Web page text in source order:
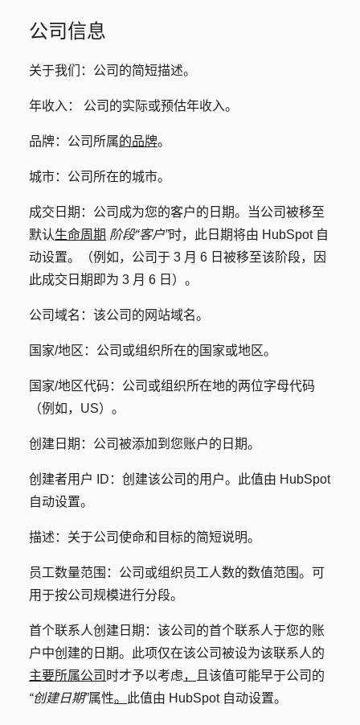
公司信息
关于我们： 公司的简短描述。
年收入： 公司的实际或预估年收入。
品牌：公司所属的品牌。
城市： 公司所在的城市。
成交日期： 公司成为您的客户的日期。当公司被移至
默认生命周期 阶段“客户”时，此日期将由 HubSpot 自
动设置。（例如，公司于 3 月 6 日被移至该阶段，因
此成交日期即为 3 月 6 日）。
公司域名： 该公司的网站域名。
国家/地区 ：公司或组织所在的国家或地区。
国家/地区代码 ：公司或组织所在地的两位字母代码
（例如，US）。
创建日期： 公司被添加到您账户的日期。
创建者用户 ID ： 创建该公司的用户。此值由 HubSpot
自动设置。
描述： 关于公司使命和目标的简短说明。
员工数量范围 ：公司或组织员工人数的数值范围。可
用于按公司规模进行分段。
首个联系人创建日期： 该公司的首个联系人于您的账
户中创建的日期。此项仅在该公司被设为该联系人的
主要所属公司 时才予以考虑，
且该值可能早于公司的
“创建日期”属性。 此值由 HubSpot 自动设置。